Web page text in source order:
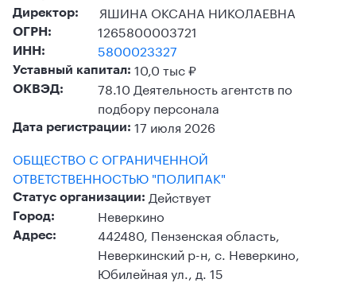
Директор:
ЯШИНА ОКСАНА НИКОЛАЕВНА
ОГРН: 1265800003721
ИНН: 5800023327
Уставный капитал: 10,0 тыс ₽
ОКВЭД:
78.10 Деятельность агентств по
подбору персонала
Дата регистрации: 17 июля 2026
ОБЩЕСТВО С ОГРАНИЧЕННОЙ
ОТВЕТСТВЕННОСТЬЮ "ПОЛИПАК"
Статус организации: Действует
Город: Неверкино
Адрес:
442480, Пензенская область,
Неверкинский р-н, с. Неверкино,
Юбилейная ул., д. 15